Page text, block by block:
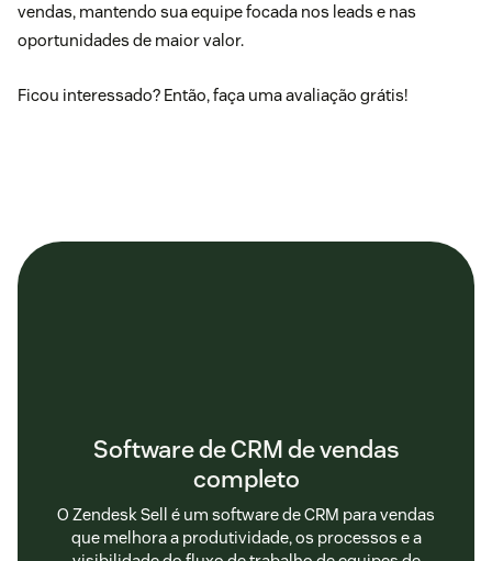
vendas, mantendo sua equipe focada nos leads e nas
oportunidades de maior valor.
Ficou interessado? Então,faça uma avaliação grátis!
Software de CRM de vendas
completo
O Zendesk Sell é um software de CRM para vendas
que melhora a produtividade, os processos e a